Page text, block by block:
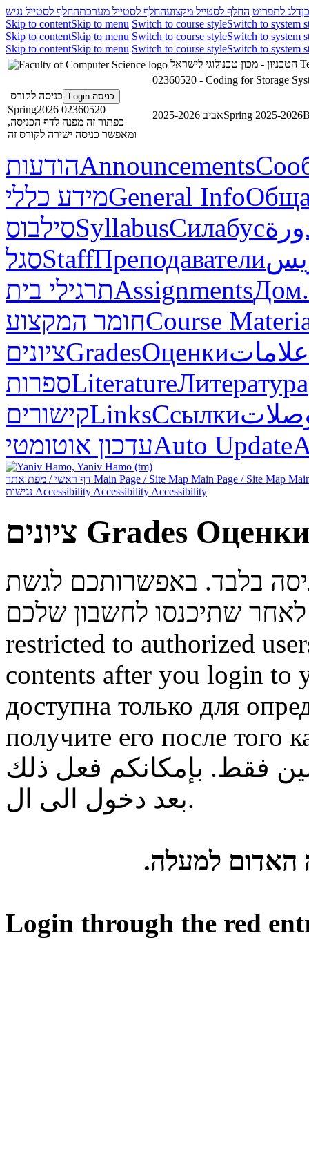
דלג לתפריט החלף לסטייל מקצועהחלף לסטייל מערכתהחלף לסטייל נגיש
Skip to contentSkip to menu Switch to course styleSwitch to system
Skip to contentSkip to menu Switch to course styleSwitch to system
Skip to contentSkip to menu Switch to course styleSwitch to system
02360520 - Coding for Storage
כניסה-Login
כניסה לקורס
02360520 Spring2026
כפתור זה מפנה לדף הכניסה,
ומאפשר כניסה ישירה לקורס זה
אביב 2025-2026Spring 2025-2026
הודעותAnnouncements
מידע כלליGeneral Info
סילבוסSyllabusСилабус
סגלStaffПреподаватели
תרגילי ביתAssignmentsДом.
חומר המקצועCourse
ציוניםGradesОценкиعلامات
ספרותLiteratureЛитература
קישוריםLinksСсылки
עדכון אוטומטיAuto Update
Main Page / Site Map Main Page / Site Map
Accessibility Accessibility Accessibility
ציונים Grades
בלבד. באפשרותכם לגשת
restricted to authorized
contents after you login to
доступна только для
получите его после того
فقط. بإمكانكم فعل ذلك
بعد دخول الى ال.
האדום למעלה.
Login through the red